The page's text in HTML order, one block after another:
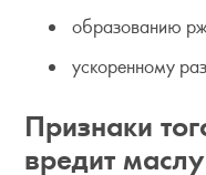
образованию
ускоренному
Признаки
вредит маслу